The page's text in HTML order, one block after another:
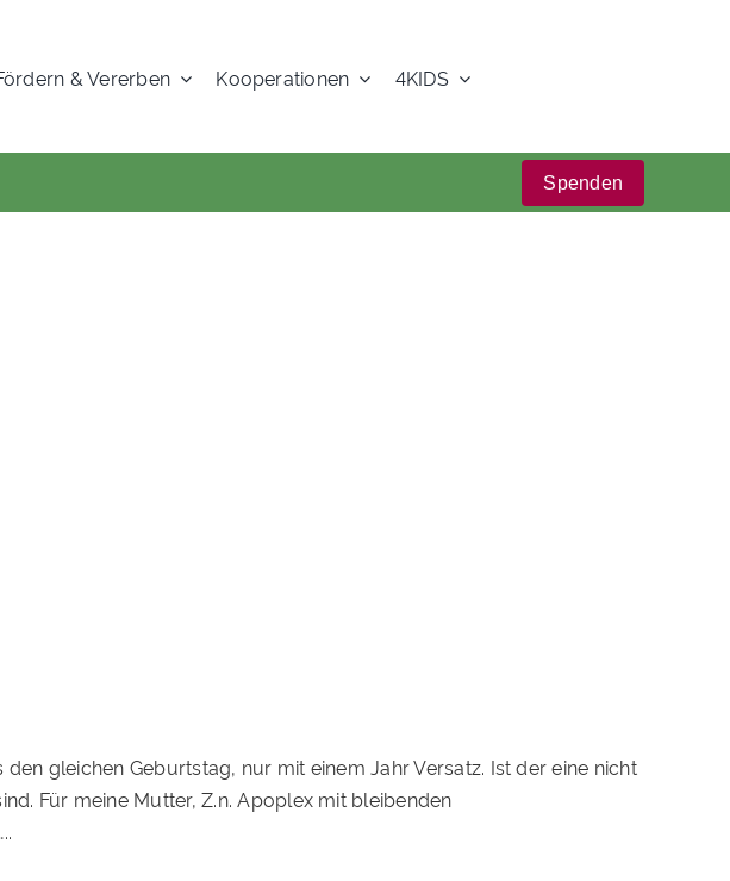
& Vererben Kooperationen 4KIDS
Spenden
gleichen Geburtstag, nur mit einem Jahr Versatz. Ist der eine nicht
Für meine Mutter, Z.n. Apoplex mit bleibenden